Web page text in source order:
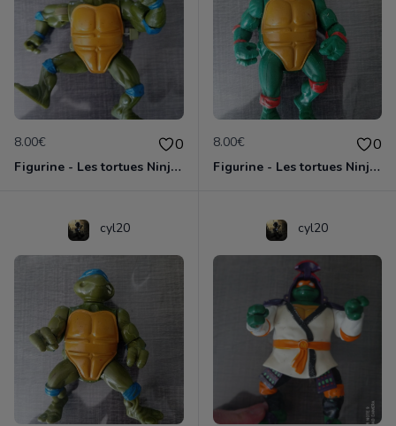
8.00€ 0
Figurine - Les tortues Ninja - Leonardo
8.00€ 0
Figurine - Les tortues Ninja - Michaelangelo
cyl20 cyl20